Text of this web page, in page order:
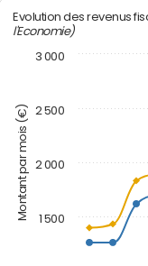
Montant par mois (€)
Evolution des revenus
l'Economie)
1 500
2 000
2 500
3 000